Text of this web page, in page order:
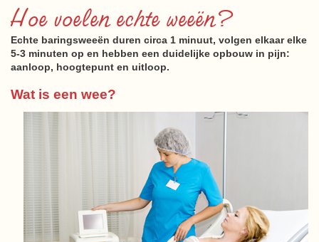
Hoe voelen echte weeën?
Echte baringsweeën duren circa 1 minuut, volgen elkaar elke
5-3 minuten op en hebben een duidelijke opbouw in pijn:
aanloop, hoogtepunt en uitloop.
Wat is een wee?